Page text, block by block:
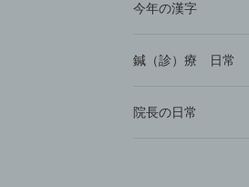
今年の漢字
鍼（診）療 日常
院長の日常